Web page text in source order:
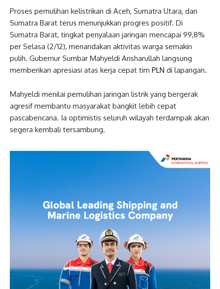
Proses pemulihan kelistrikan di Aceh, Sumatra Utara, dan
Sumatra Barat terus menunjukkan progres positif. Di
Sumatra Barat, tingkat penyalaan jaringan mencapai 99,8%
per Selasa (2/12), menandakan aktivitas warga semakin
pulih. Gubernur Sumbar Mahyeldi Ansharullah langsung
memberikan apresiasi atas kerja cepat tim PLN di lapangan.
Mahyeldi menilai pemulihan jaringan listrik yang bergerak
agresif membantu masyarakat bangkit lebih cepat
pascabencana. Ia optimistis seluruh wilayah terdampak akan
segera kembali tersambung.